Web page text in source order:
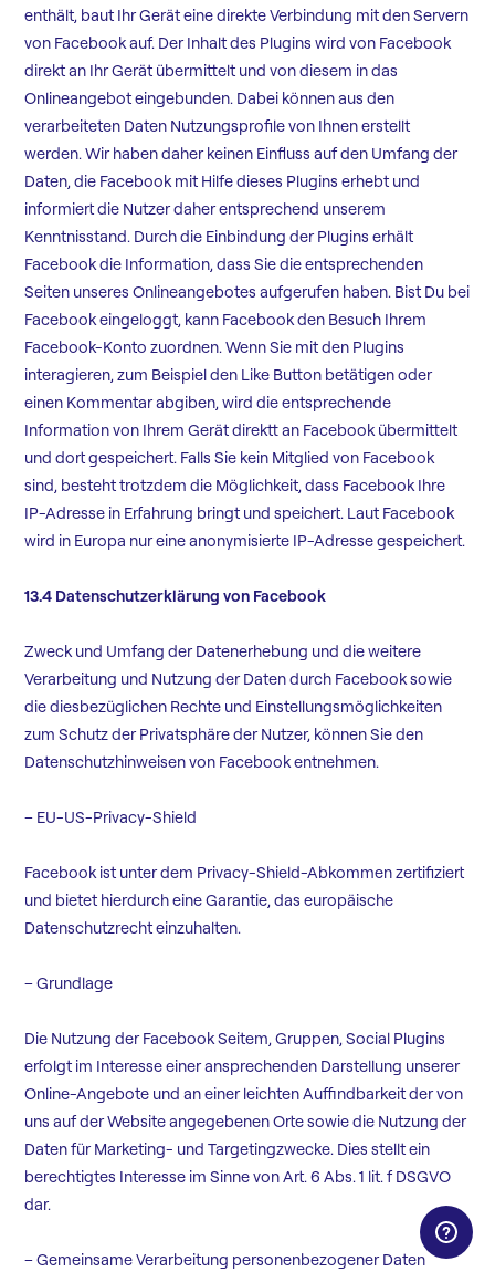
enthält, baut Ihr Gerät eine direkte Verbindung mit den Servern
von Facebook auf. Der Inhalt des Plugins wird von Facebook
direkt an Ihr Gerät übermittelt und von diesem in das
Onlineangebot eingebunden. Dabei können aus den
verarbeiteten Daten Nutzungsprofile von Ihnen erstellt
werden. Wir haben daher keinen Einfluss auf den Umfang der
Daten, die Facebook mit Hilfe dieses Plugins erhebt und
informiert die Nutzer daher entsprechend unserem
Kenntnisstand. Durch die Einbindung der Plugins erhält
Facebook die Information, dass Sie die entsprechenden
Seiten unseres Onlineangebotes aufgerufen haben. Bist Du bei
Facebook eingeloggt, kann Facebook den Besuch Ihrem
Facebook-Konto zuordnen. Wenn Sie mit den Plugins
interagieren, zum Beispiel den Like Button betätigen oder
einen Kommentar abgiben, wird die entsprechende
Information von Ihrem Gerät direktt an Facebook übermittelt
und dort gespeichert. Falls Sie kein Mitglied von Facebook
sind, besteht trotzdem die Möglichkeit, dass Facebook Ihre
IP-Adresse in Erfahrung bringt und speichert. Laut Facebook
wird in Europa nur eine anonymisierte IP-Adresse gespeichert.
13.4 Datenschutzerklärung von Facebook
Zweck und Umfang der Datenerhebung und die weitere
Verarbeitung und Nutzung der Daten durch Facebook sowie
die diesbezüglichen Rechte und Einstellungsmöglichkeiten
zum Schutz der Privatsphäre der Nutzer, können Sie den
Datenschutzhinweisen von Facebook entnehmen.
– EU-US-Privacy-Shield
Facebook ist unter dem Privacy-Shield-Abkommen zertifiziert
und bietet hierdurch eine Garantie, das europäische
Datenschutzrecht einzuhalten.
– Grundlage
Die Nutzung der Facebook Seitem, Gruppen, Social Plugins
erfolgt im Interesse einer ansprechenden Darstellung unserer
Online-Angebote und an einer leichten Auffindbarkeit der von
uns auf der Website angegebenen Orte sowie die Nutzung der
Daten für Marketing- und Targetingzwecke. Dies stellt ein
berechtigtes Interesse im Sinne von Art. 6 Abs. 1 lit. f DSGVO
dar.
– Gemeinsame Verarbeitung personenbezogener Daten